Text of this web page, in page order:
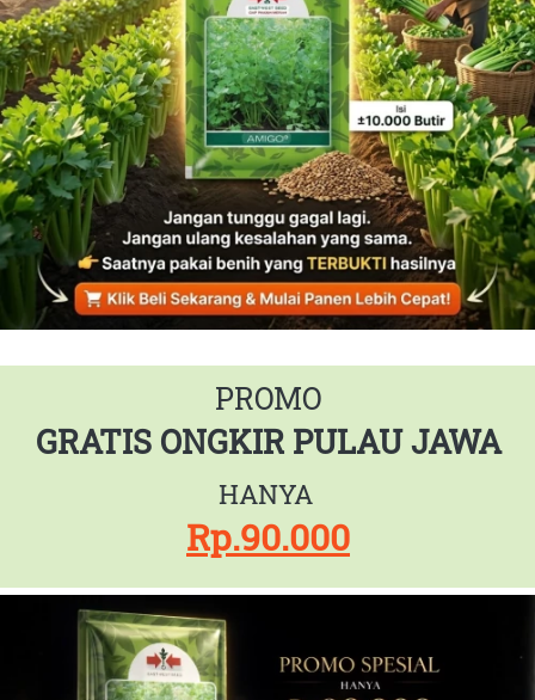
PROMO
GRATIS ONGKIR PULAU JAWA
HANYA
Rp.90.000